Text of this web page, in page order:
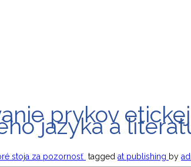
prvkov
jazyka a
stoja za pozornosť tagged at publishing by